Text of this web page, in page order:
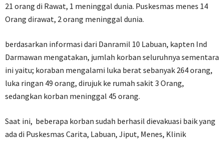
21 orang di Rawat, 1 meninggal dunia. Puskesmas menes 14
Orang dirawat, 2 orang meninggal dunia.
berdasarkan informasi dari Danramil 10 Labuan, kapten Ind
Darmawan mengatakan, jumlah korban seluruhnya sementara
ini yaitu; koraban mengalami luka berat sebanyak 264 orang,
luka ringan 49 orang, dirujuk ke rumah sakit 3 Orang,
sedangkan korban meninggal 45 orang.
Saat ini, beberapa korban sudah berhasil dievakuasi baik yang
ada di Puskesmas Carita, Labuan, Jiput, Menes, Klinik